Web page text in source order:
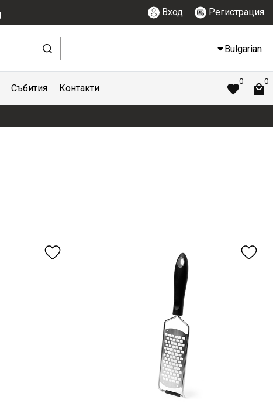
Вход Регистрация
Bulgarian
Събития Контакти
0 0